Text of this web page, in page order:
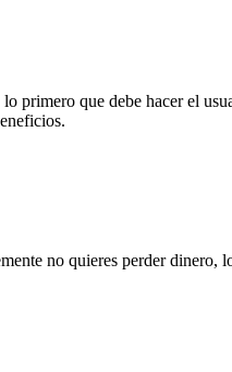
primero que debe hacer el
no quieres perder dinero,